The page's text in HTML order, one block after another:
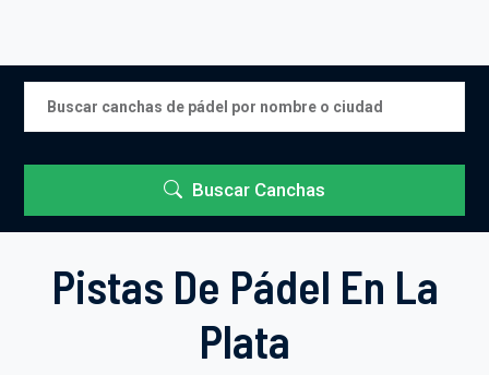
Buscar Canchas
Pistas De Pádel En La
Plata